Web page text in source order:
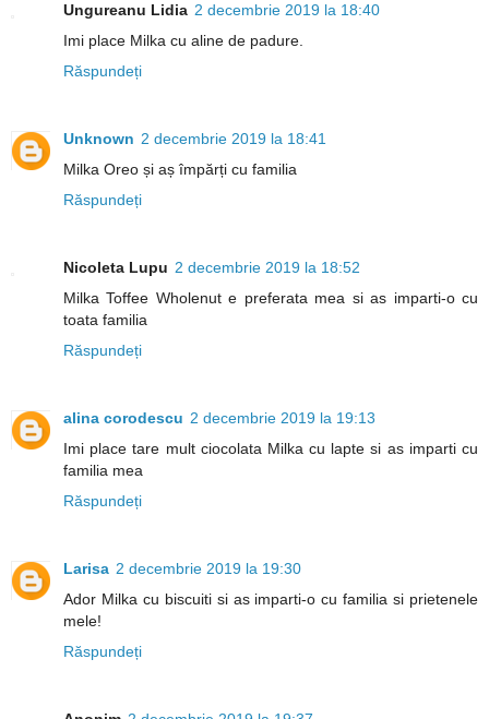
Ungureanu Lidia 2 decembrie 2019 la 18:40
Imi place Milka cu aline de padure.
Răspundeți
Unknown 2 decembrie 2019 la 18:41
Milka Oreo și aș împărți cu familia
Răspundeți
Nicoleta Lupu 2 decembrie 2019 la 18:52
Milka Toffee Wholenut e preferata mea si as imparti-o cu
toata familia
Răspundeți
alina corodescu 2 decembrie 2019 la 19:13
Imi place tare mult ciocolata Milka cu lapte si as imparti cu
familia mea
Răspundeți
Larisa 2 decembrie 2019 la 19:30
Ador Milka cu biscuiti si as imparti-o cu familia si prietenele
mele!
Răspundeți